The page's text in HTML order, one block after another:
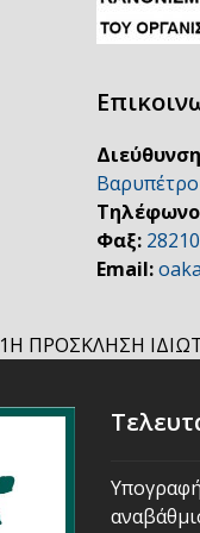
Φαξ:
Email:
1Η ΠΡΟΣΚΛΗΣΗ